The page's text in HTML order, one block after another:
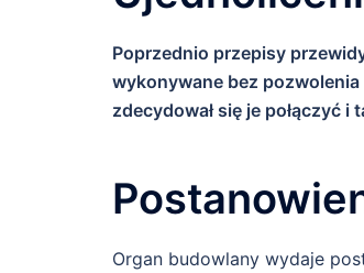
Poprzednio przepisy
wykonywane bez
zdecydował się je połączyć
Organ budowlany wydaje